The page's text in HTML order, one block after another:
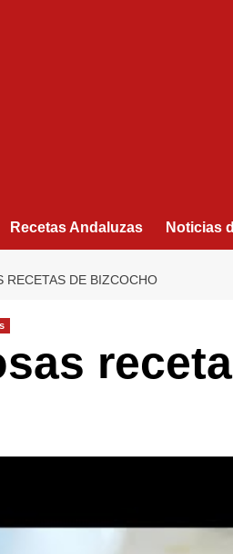
Recetas Andaluzas Noticias
RECETAS DE BIZCOCHO